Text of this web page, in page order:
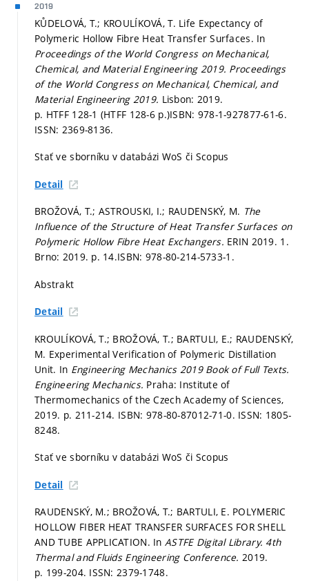
2019
KŮDELOVÁ, T.; KROULÍKOVÁ, T. Life Expectancy of
Polymeric Hollow Fibre Heat Transfer Surfaces. In
Proceedings of the World Congress on Mechanical,
Chemical, and Material Engineering 2019. Proceedings
of the World Congress on Mechanical, Chemical, and
Material Engineering 2019. Lisbon: 2019.
p. HTFF 128-1 (HTFF 128-6 p.)ISBN: 978-1-927877-61-6.
ISSN: 2369-8136.
Stať ve sborníku v databázi WoS či Scopus
Detail
BROŽOVÁ, T.; ASTROUSKI, I.; RAUDENSKÝ, M. The
Influence of the Structure of Heat Transfer Surfaces on
Polymeric Hollow Fibre Heat Exchangers. ERIN 2019. 1.
Brno: 2019. p. 14.ISBN: 978-80-214-5733-1.
Abstrakt
Detail
KROULÍKOVÁ, T.; BROŽOVÁ, T.; BARTULI, E.; RAUDENSKÝ,
M. Experimental Verification of Polymeric Distillation
Unit. In Engineering Mechanics 2019 Book of Full Texts.
Engineering Mechanics. Praha: Institute of
Thermomechanics of the Czech Academy of Sciences,
2019. p. 211-214. ISBN: 978-80-87012-71-0. ISSN: 1805-
8248.
Stať ve sborníku v databázi WoS či Scopus
Detail
RAUDENSKÝ, M.; BROŽOVÁ, T.; BARTULI, E. POLYMERIC
HOLLOW FIBER HEAT TRANSFER SURFACES FOR SHELL
AND TUBE APPLICATION. In ASTFE Digital Library. 4th
Thermal and Fluids Engineering Conference.2019.
p. 199-204. ISSN: 2379-1748.